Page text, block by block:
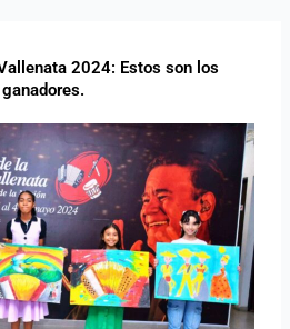
2024: Estos son los